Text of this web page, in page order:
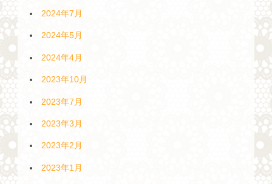
2024年7月
2024年5月
2024年4月
2023年10月
2023年7月
2023年3月
2023年2月
2023年1月